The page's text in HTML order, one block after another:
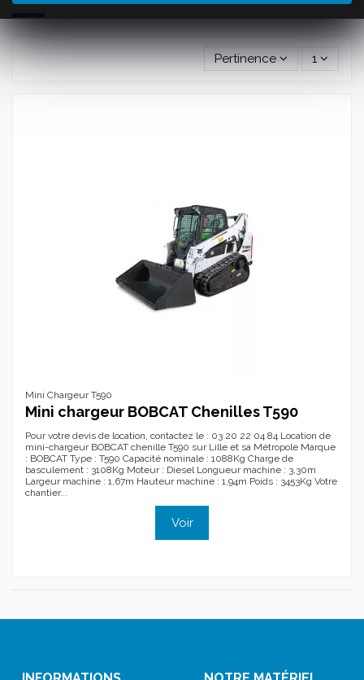
Pertinence 1
Mini Chargeur T590
Mini chargeur BOBCAT Chenilles T590
Pour votre devis de location, contactez le : 03 20 22 04 84 Location de
mini-chargeur BOBCAT chenille T590 sur Lille et sa Métropole Marque
: BOBCAT Type : T590 Capacité nominale : 1088Kg Charge de
basculement : 3108Kg Moteur : Diesel Longueur machine : 3,30m
Largeur machine : 1,67m Hauteur machine : 1,94m Poids : 3453Kg Votre
chantier...
Voir